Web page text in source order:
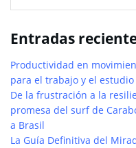
Entradas
Productividad en
para el trabajo y el
De la frustración a la
promesa del surf de
a Brasil
La Guía Definitiva del